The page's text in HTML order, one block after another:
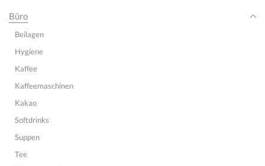
Büro
Beilagen
Hygiene
Kaffee
Kaffeemaschinen
Kakao
Softdrinks
Suppen
Tee